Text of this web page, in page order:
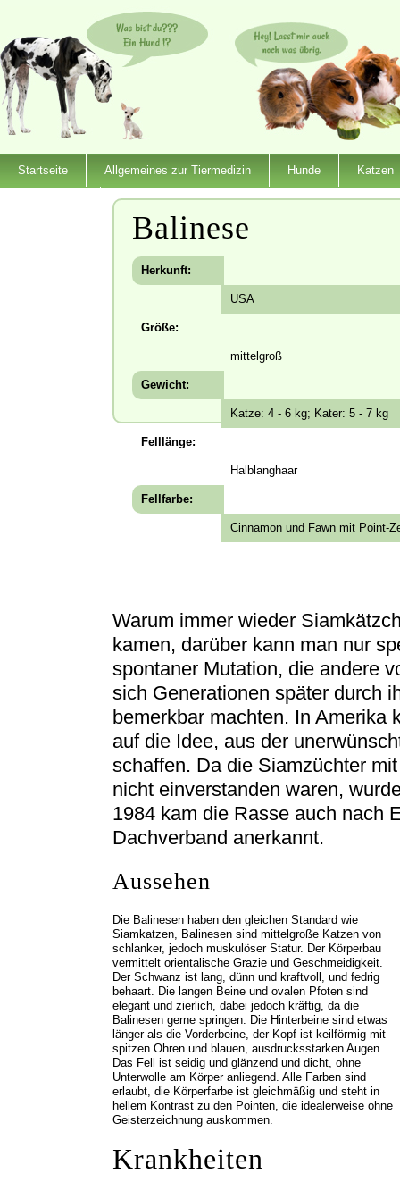
Startseite Allgemeines zur Tiermedizin Hunde Katzen
Balinese
Herkunft:
USA
Größe:
mittelgroß
Gewicht:
Katze: 4 - 6 kg; Kater: 5 - 7 kg
Felllänge:
Halblanghaar
Fellfarbe:
Cinnamon und Fawn mit Point-
Warum immer wieder
kamen, darüber kann man nur
spontaner Mutation, die andere
sich Generationen später durch
bemerkbar machten. In Amerika
auf die Idee, aus der
schaffen. Da die Siamzüchter
nicht einverstanden waren,
1984 kam die Rasse auch nach
Dachverband anerkannt.
Aussehen
Die Balinesen haben den gleichen Standard wie
Siamkatzen, Balinesen sind mittelgroße Katzen von
schlanker, jedoch muskulöser Statur. Der Körperbau
vermittelt orientalische Grazie und Geschmeidigkeit.
Der Schwanz ist lang, dünn und kraftvoll, und fedrig
behaart. Die langen Beine und ovalen Pfoten sind
elegant und zierlich, dabei jedoch kräftig, da die
Balinesen gerne springen. Die Hinterbeine sind etwas
länger als die Vorderbeine, der Kopf ist keilförmig mit
spitzen Ohren und blauen, ausdrucksstarken Augen.
Das Fell ist seidig und glänzend und dicht, ohne
Unterwolle am Körper anliegend. Alle Farben sind
erlaubt, die Körperfarbe ist gleichmäßig und steht in
hellem Kontrast zu den Pointen, die idealerweise ohne
Geisterzeichnung auskommen.
Krankheiten